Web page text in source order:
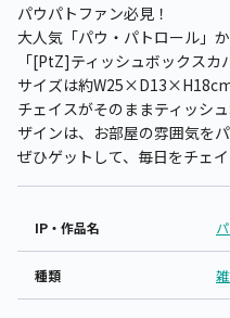
パウパトファン必見！
大人気「パウ・パトロール」
「[PtZ]ティッシュボックスカ
サイズは約
チェイスがそのままティッシ
ザインは、お部屋の雰囲気を
ぜひゲットして、毎日をチェ
IP・作品名
種類